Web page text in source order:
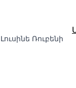
Ռուբենի